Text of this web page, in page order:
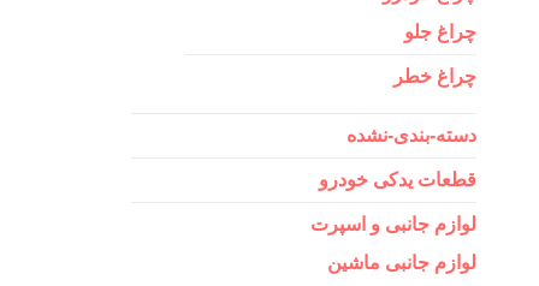
چراغ جلو
چراغ خطر
دسته-بندی-نشده
قطعات یدکی خودرو
لوازم جانبی و اسپرت
لوازم جانبی ماشین